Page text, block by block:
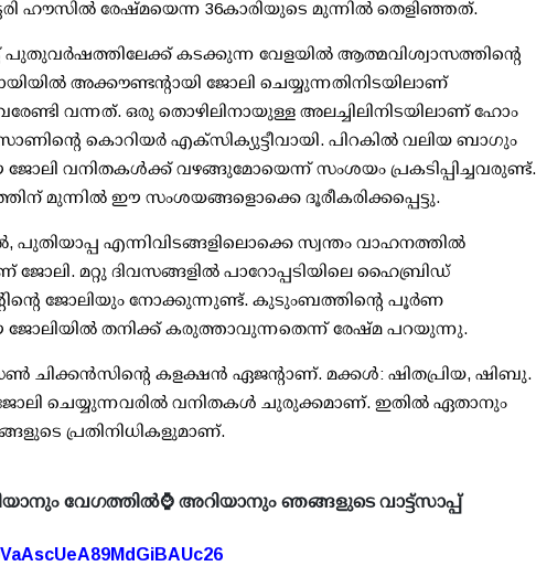
ഹൗസില്‍ രേഷ്മയെന്ന 36കാരിയുടെ മുന്നില്‍ തെളിഞ്ഞത്.
പുതുവര്‍ഷത്തിലേക്ക് കടക്കുന്ന വേളയില്‍ ആത്മവിശ്വാസത്തിന്റെ
അക്കൗണ്ടന്റായി ജോലി ചെയ്യുന്നതിനിടയിലാണ്
വന്നത്. ഒരു തൊഴിലിനായുള്ള അലച്ചിലിനിടയിലാണ് ഹോം
കൊറിയര്‍ എക്സിക്യുട്ടീവായി. പിറകില്‍ വലിയ ബാഗും
വനിതകള്‍ക്ക് വഴങ്ങുമോയെന്ന് സംശയം പ്രകടിപ്പിച്ചവരുണ്ട്.
മുന്നില്‍ ഈ സംശയങ്ങളൊക്കെ ദൂരീകരിക്കപ്പെട്ടു.
എന്നിവിടങ്ങളിലൊക്കെ സ്വന്തം വാഹനത്തില്‍
മറ്റു ദിവസങ്ങളില്‍ പാറോപ്പടിയിലെ ഹൈബ്രിഡ്
ജോലിയും നോക്കുന്നുണ്ട്. കുടുംബത്തിന്റെ പൂര്‍ണ
തനിക്ക് കരുത്താവുന്നതെന്ന് രേഷ്മ പറയുന്നു.
കളക്ഷന്‍ ഏജന്റാണ്. മക്കള്‍: ഷിതപ്രിയ, ഷിബു.
ചെയ്യുന്നവരില്‍ വനിതകള്‍ ചുരുക്കമാണ്. ഇതില്‍ ഏതാനും
പ്രതിനിധികളുമാണ്.
വേഗത്തിൽ⌚ അറിയാനും ഞങ്ങളുടെ വാട്ട്സാപ്പ്